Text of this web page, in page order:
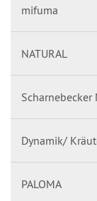
mifuma
NATURAL
Scharnebecker
Dynamik/
PALOMA